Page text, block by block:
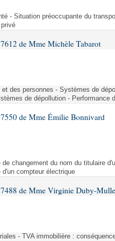
- Situation préoccupante du
de Mme Michèle Tabarot
des personnes - Systèmes de
de dépollution - Performance
de Mme Émilie Bonnivard
de changement du nom du titulaire
compteur électrique
de Mme Virginie Duby-
- TVA immobilière :